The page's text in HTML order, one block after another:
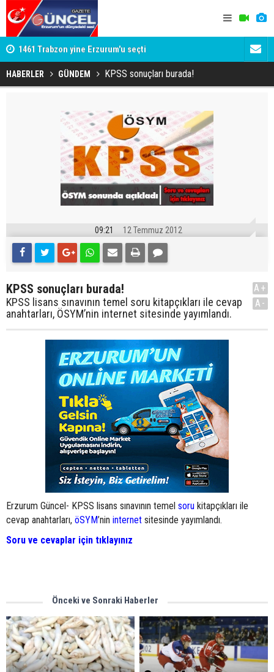
1461 Trabzon yine Erzurum'u seçti Gülistan
HABERLER GÜNDEM KPSS sonuçları burada!
09:21 12 Temmuz 2012
KPSS sonuçları burada!
KPSS lisans sınavının temel soru kitapçıkları ile cevap
anahtarları, ÖSYM’nin internet sitesinde yayımlandı.
A+
A-
Erzurum Güncel- KPSS lisans sınavının temel soru kitapçıkları ile
cevap anahtarları, öSYM’nin internet sitesinde yayımlandı.
Soru ve cevaplar için tıklayınız
Önceki ve Sonraki Haberler